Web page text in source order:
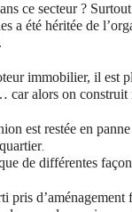
ce secteur ?
a été héritée de
immobilier, il est
car alors on construit
est restée en
.
de différentes
pris